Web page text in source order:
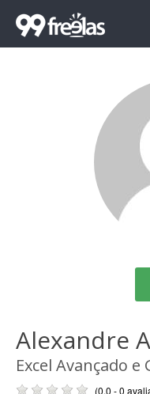
Alexandre
Excel Avançado
(0.0 - 0